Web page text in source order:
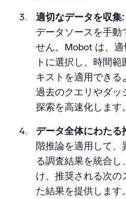
適切なデータを収集:
データソースを手動
せん。Mobot は、
トに選択し、時間
キストを適用できる
過去のクエリやダッ
探索を高速化します。
データ全体にわたる
階推論を適用して、
る調査結果を統合
け、推奨される次の
た結果を提供します。